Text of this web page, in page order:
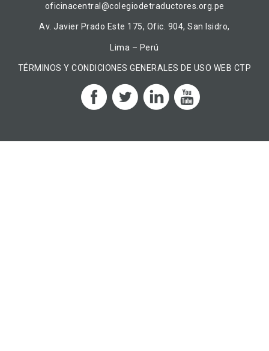
oficinacentral@colegiodetraductores.org.pe
Av. Javier Prado Este 175, Ofic. 904, San Isidro,
Lima – Perú
TÉRMINOS Y CONDICIONES GENERALES DE USO WEB CTP